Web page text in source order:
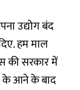
उद्योग बंद
हम माल
की सरकार में
के आने के बाद